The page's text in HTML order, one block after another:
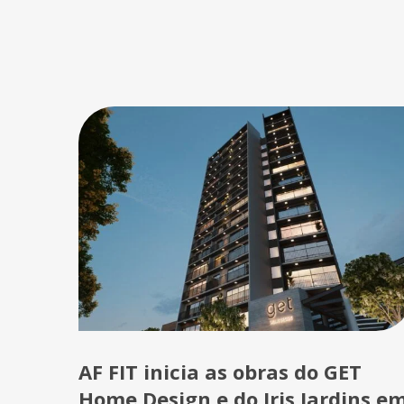
AF FIT inicia as obras do GET